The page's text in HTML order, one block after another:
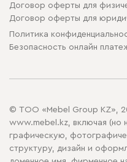
Договор оферты для
Договор оферты для
Политика
Безопасность онлайн
© ТОО «Mebel Group KZ»,
www.mebel.kz, включая (но
графическую,
структуру, дизайн и